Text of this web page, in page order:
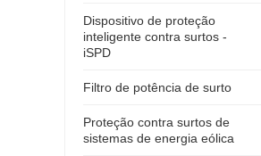
Dispositivo de proteção
inteligente contra surtos -
iSPD
Filtro de potência de surto
Proteção contra surtos de
sistemas de energia eólica